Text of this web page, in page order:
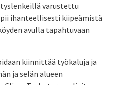
varustettu
ihanteellisesti kiipeämistä
avulla tapahtuvaan
kiinnittää työkaluja ja
ja selän alueen